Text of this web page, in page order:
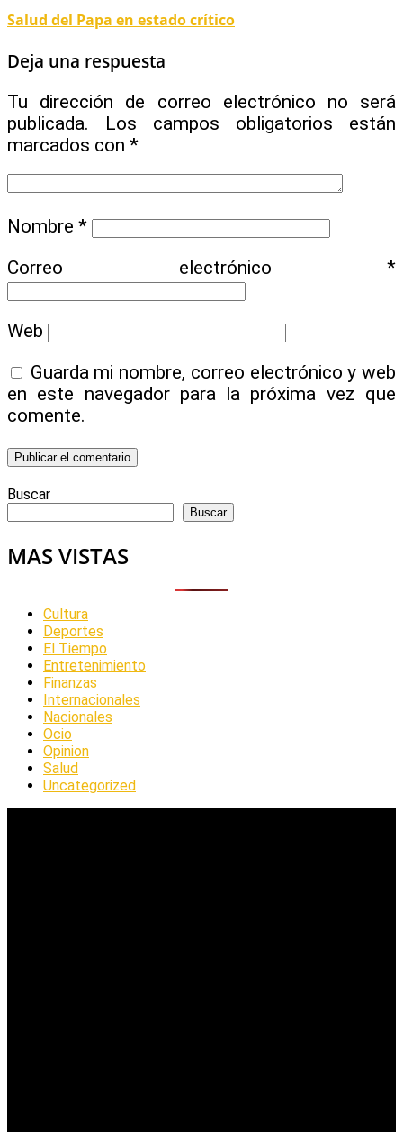
Salud del Papa en estado crítico
Deja una respuesta
Tu dirección de correo electrónico no será
publicada.
Los campos obligatorios están
marcados con *
Nombre *
Correo electrónico *
Web
Guarda mi nombre, correo electrónico y web
en este navegador para la próxima vez que
comente.
Buscar
Buscar
MAS VISTAS
Cultura
Deportes
El Tiempo
Entretenimiento
Finanzas
Internacionales
Nacionales
Ocio
Opinion
Salud
Uncategorized